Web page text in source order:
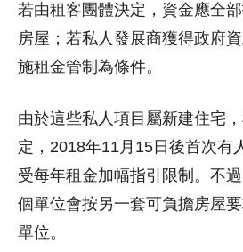
若由租客團體決定，資金應全
房屋；若私人發展商獲得政府
施租金管制為條件。
由於這些私人項目屬新建住宅
定，2018年11月15日後首次有
受每年租金加幅指引限制。不
個單位會按另一套可負擔房屋
單位。